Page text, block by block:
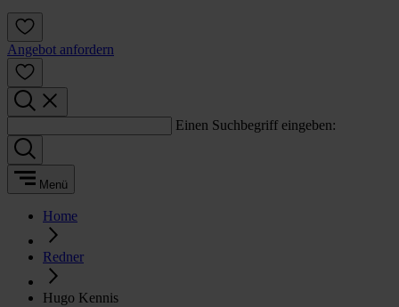
Angebot anfordern
Einen Suchbegriff eingeben:
Menü
Home
Redner
Hugo Kennis